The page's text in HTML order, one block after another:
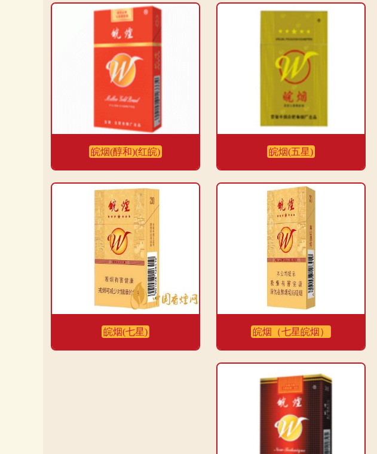
皖烟(醇和)(红皖) 皖烟(五星)
皖烟(七星) 皖烟（七星皖烟）